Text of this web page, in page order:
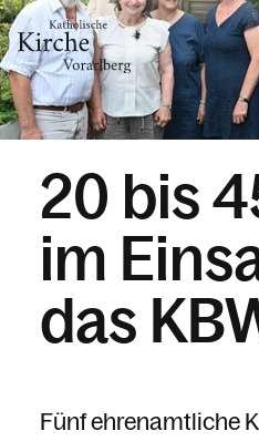
Glaube & Feste
Das Kirchenjahr im
Kirche & Ich
Aktuelles
20 bis
im
das
Fünf ehrenamtliche